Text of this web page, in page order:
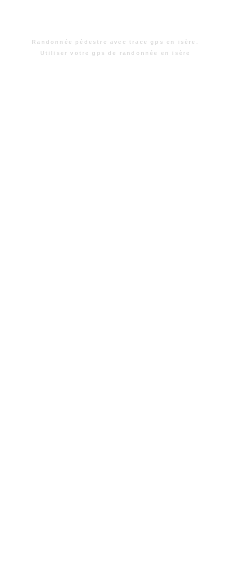
Randonnée pédestre avec trace gps en isère.
Utiliser votre gps de randonnée en isère